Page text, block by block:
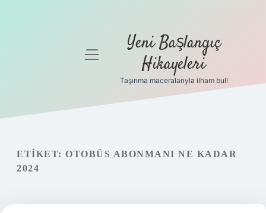
Gizlilik
Yasal Uyarı
menüyü
Yeni Başlangıç
Hikayeleri
Taşınma maceralarıyla ilham bul!
ETIKET: OTOBÜS ABONMANI NE KADAR
2024